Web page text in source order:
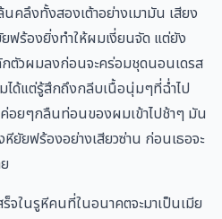
คลึงทั้งสองเต้าอย่างเมามัน เสียง
ฟร้องยิ่งทำให้ผมเงี่ยนจัด แต่ยัง
ตัวผมลงก่อนจะคร่อมชุดนอนเดรส
ด้แต่รู้สึกถึงกลีบเนื้อนุ่มๆที่ฉ่ำไป
อยๆกลืนท่อนของผมเข้าไปช้าๆ มัน
ยฟร้องอย่างเสียวซ่าน ก่อนเธอจะ
จในรูหีคนที่ในอนาคตจะมาเป็นเมีย